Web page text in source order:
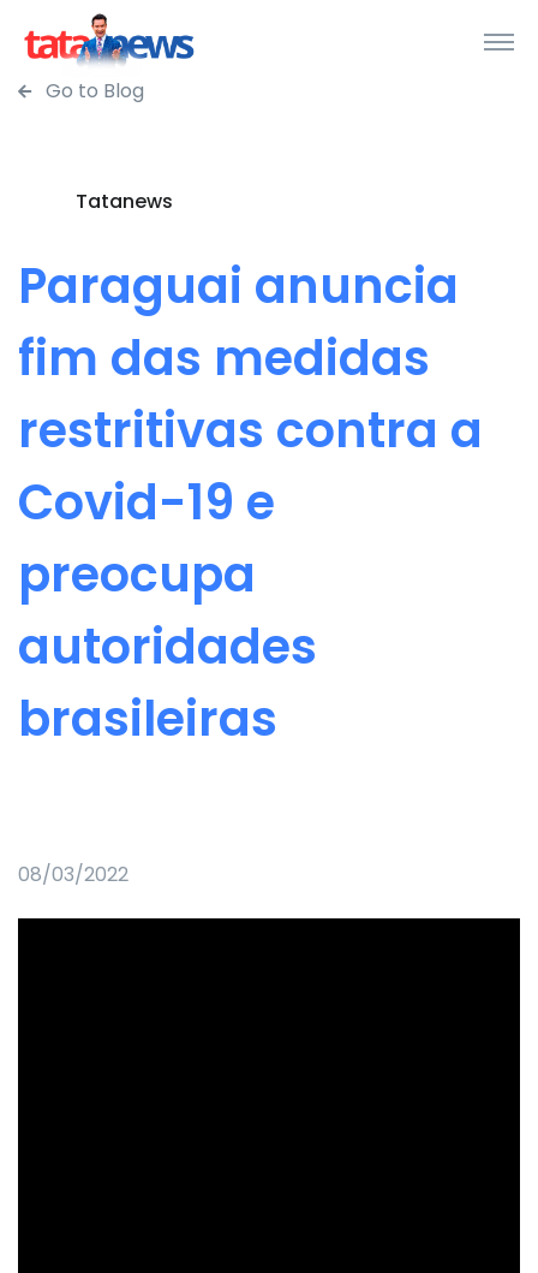
Go to Blog
Tatanews
Paraguai anuncia
fim das medidas
restritivas contra a
Covid-19 e
preocupa
autoridades
brasileiras
08/03/2022